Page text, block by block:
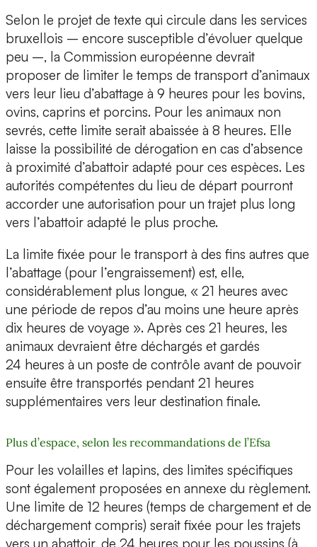
Selon le projet de texte qui circule dans les services
bruxellois – encore susceptible d’évoluer quelque
peu –, la Commission européenne devrait
proposer de limiter le temps de transport d’animaux
vers leur lieu d’abattage à 9 heures pour les bovins,
ovins, caprins et porcins. Pour les animaux non
sevrés, cette limite serait abaissée à 8 heures. Elle
laisse la possibilité de dérogation en cas d’absence
à proximité d’abattoir adapté pour ces espèces. Les
autorités compétentes du lieu de départ pourront
accorder une autorisation pour un trajet plus long
vers l’abattoir adapté le plus proche.
La limite fixée pour le transport à des fins autres que
l’abattage (pour l’engraissement) est, elle,
considérablement plus longue, « 21 heures avec
une période de repos d’au moins une heure après
dix heures de voyage ». Après ces 21 heures, les
animaux devraient être déchargés et gardés
24 heures à un poste de contrôle avant de pouvoir
ensuite être transportés pendant 21 heures
supplémentaires vers leur destination finale.
Plus d’espace, selon les recommandations de l’Efsa
Pour les volailles et lapins, des limites spécifiques
sont également proposées en annexe du règlement.
Une limite de 12 heures (temps de chargement et de
déchargement compris) serait fixée pour les trajets
vers un abattoir, de 24 heures pour les poussins (à